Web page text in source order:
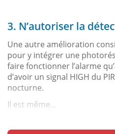
3. N’autoriser la
Une autre amélioration
pour y intégrer une
faire fonctionner l’alarme
d’avoir un signal HIGH du
nocturne.
Il est même...